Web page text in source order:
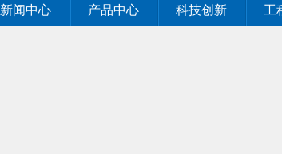
新闻中心 产品中心 科技创新 工